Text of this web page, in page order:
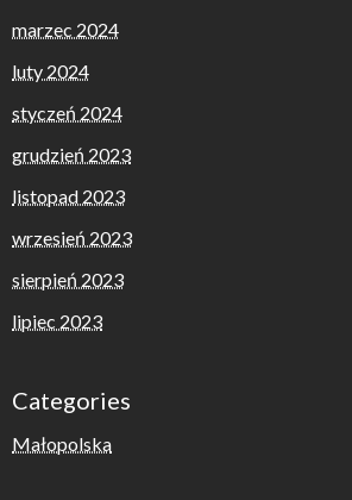
marzec 2024
luty 2024
styczeń 2024
grudzień 2023
listopad 2023
wrzesień 2023
sierpień 2023
lipiec 2023
Categories
Małopolska